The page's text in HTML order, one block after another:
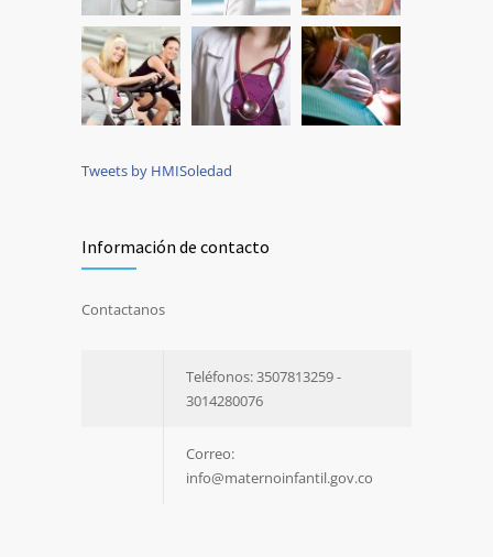
Tweets by HMISoledad
Información de contacto
Contactanos
Teléfonos: 3507813259 -
3014280076
Correo:
info@maternoinfantil.gov.co